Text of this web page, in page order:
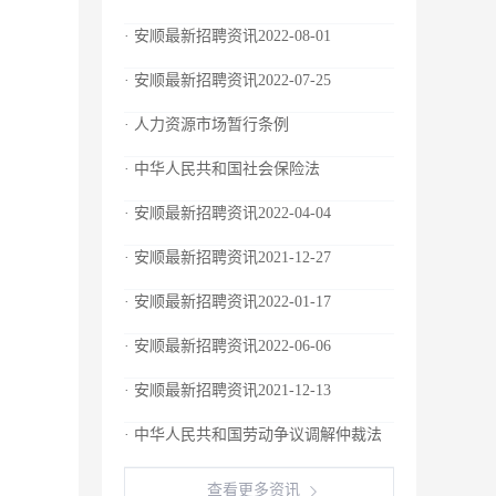
· 安顺最新招聘资讯2022-08-01
· 安顺最新招聘资讯2022-07-25
· 人力资源市场暂行条例
· 中华人民共和国社会保险法
· 安顺最新招聘资讯2022-04-04
· 安顺最新招聘资讯2021-12-27
· 安顺最新招聘资讯2022-01-17
· 安顺最新招聘资讯2022-06-06
· 安顺最新招聘资讯2021-12-13
· 中华人民共和国劳动争议调解仲裁法
查看更多资讯